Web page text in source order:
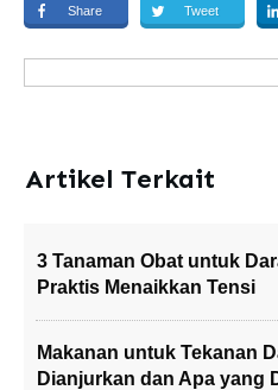
Share Tweet
Artikel Terkait
3 Tanaman Obat untuk
Praktis Menaikkan Tensi
Makanan untuk Tekanan
Dianjurkan dan Apa yang